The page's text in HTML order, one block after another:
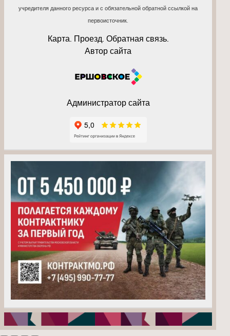
учредителя данного ресурса и с обязательной обратной ссылкой на
первоисточник.
Карта. Проезд. Обратная связь.
Автор сайта
Администратор сайта